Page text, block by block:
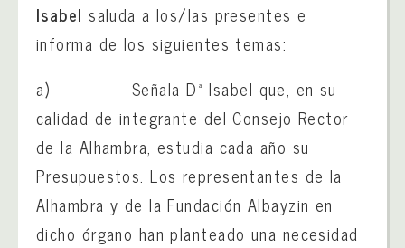
Isabelsaluda a los/las presentes e
informa de los siguientes temas:
a) Señala Dª Isabel que, en su
calidad de integrante del Consejo Rector
de la Alhambra, estudia cada año su
Presupuestos. Los representantes de la
Alhambra y de la Fundación Albayzin en
dicho órgano han planteado una necesidad